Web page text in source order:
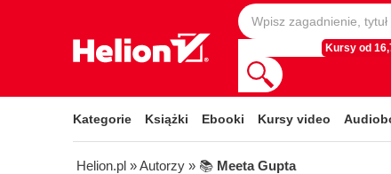
Kursy od
Kategorie Książki Ebooki Kursy video
Helion.pl » Autorzy » 📚 Meeta Gupta